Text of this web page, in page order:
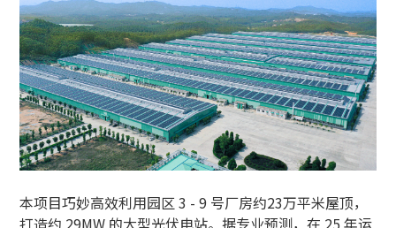
本项目巧妙高效利用园区 3 - 9 号厂房约23万平米屋顶，
打造约 29MW 的大型光伏电站。据专业预测，在 25 年运